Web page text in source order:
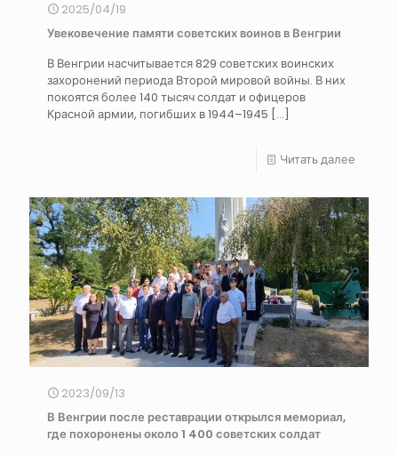
2025/04/19
Увековечение памяти советских воинов в Венгрии
В Венгрии насчитывается 829 советских воинских
захоронений периода Второй мировой войны. В них
покоятся более 140 тысяч солдат и офицеров
Красной армии, погибших в 1944–1945 […]
Читать далее
2023/09/13
В Венгрии после реставрации открылся мемориал,
где похоронены около 1 400 советских солдат